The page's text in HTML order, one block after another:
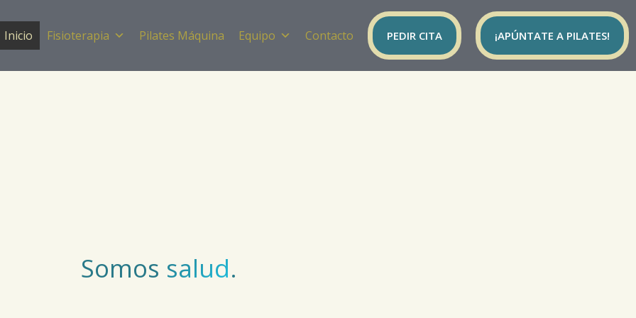
Inicio Fisioterapia Pilates Máquina Equipo Contacto PEDIR CITA ¡APÚNTATE A PILATES!
SomosClínica Pedrero